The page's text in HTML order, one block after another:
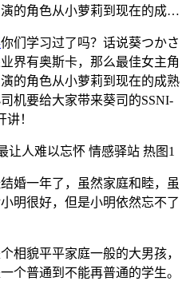
的角色从小萝莉到现在的成…
你们学习过了吗？话说葵つかさ
界有奥斯卡，那么最佳女主角
的角色从小萝莉到现在的成熟
机要给大家带来葵司的SSNI-
！
婚一年了，虽然家庭和睦，虽
明很好，但是小明依然忘不了
相貌平平家庭一般的大男孩，
个普通到不能再普通的学生。